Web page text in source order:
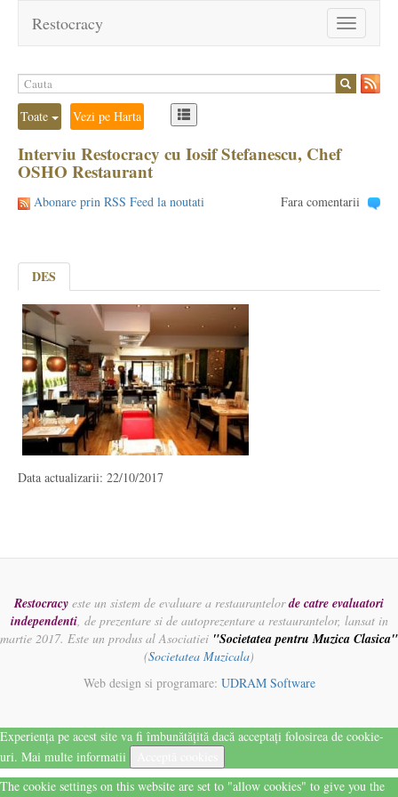
Toggle
navigation
Restocracy
Toate Vezi pe Harta
Interviu Restocracy cu Iosif Stefanescu, Chef
OSHO Restaurant
Abonare prin RSS Feed la noutati Fara comentarii
DES
Data actualizarii: 22/10/2017
Restocracy este un sistem de evaluare a restaurantelorde catre evaluatori
independenti, de prezentare si de autoprezentare a restaurantelor, lansat in
martie 2017. Este un produs al Asociatiei "Societatea pentru Muzica Clasica"
(Societatea Muzicala)
Web design si programare: UDRAM Software
Experiența pe acest site va fi îmbunătățită dacă acceptați folosirea de cookie-
uri. Mai multe informatii
The cookie settings on this website are set to "allow cookies" to give you the